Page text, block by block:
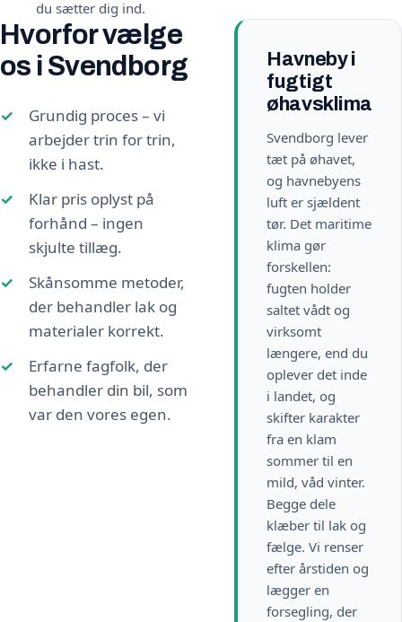
du sætter dig ind.
Hvorfor vælge
os i Svendborg
Grundig proces – vi
arbejder trin for trin,
ikke i hast.
Klar pris oplyst på
forhånd – ingen
skjulte tillæg.
Skånsomme metoder,
der behandler lak og
materialer korrekt.
Erfarne fagfolk, der
behandler din bil, som
var den vores egen.
Havneby i
fugtigt
øhavsklima
Svendborg lever
tæt på øhavet,
og havnebyens
luft er sjældent
tør. Det maritime
klima gør
forskellen:
fugten holder
saltet vådt og
virksomt
længere, end du
oplever det inde
i landet, og
skifter karakter
fra en klam
sommer til en
mild, våd vinter.
Begge dele
klæber til lak og
fælge. Vi renser
efter årstiden og
lægger en
forsegling, der